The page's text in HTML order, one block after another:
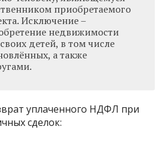
приобретаемого
Исключение –
недвижимости
детей, в том числе
а также
уплаченного НДФЛ при
сделок: